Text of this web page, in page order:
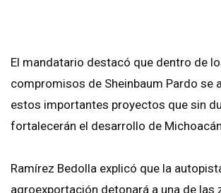
El mandatario destacó que dentro de
compromisos de Sheinbaum Pardo se
estos importantes proyectos que sin
fortalecerán el desarrollo de
Ramírez Bedolla explicó que la
agroexportación detonará a una de las